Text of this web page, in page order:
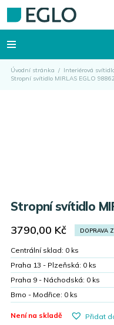
Úvodní stránka / Interiérová
Stropní svítidlo MIRLAS EGLO 98862
Stropní svítidlo
3790,00 Kč DOPRAVA
Centrální sklad: 0 ks
Praha 13 - Plzeňská: 0 ks
Praha 9 - Náchodská: 0 ks
Brno - Modřice: 0 ks
Není na skladě Přidat